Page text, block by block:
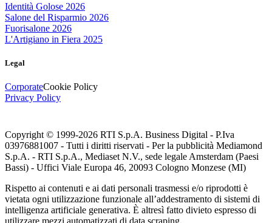
Identità Golose 2026
Salone del Risparmio 2026
Fuorisalone 2026
L'Artigiano in Fiera 2025
Legal
CorporateCookie Policy
Privacy Policy
Copyright © 1999-2026 RTI S.p.A. Business Digital - P.Iva
03976881007 - Tutti i diritti riservati - Per la pubblicità Mediamond
S.p.A. - RTI S.p.A., Mediaset N.V., sede legale Amsterdam (Paesi
Bassi) - Uffici Viale Europa 46, 20093 Cologno Monzese (MI)
Rispetto ai contenuti e ai dati personali trasmessi e/o riprodotti è
vietata ogni utilizzazione funzionale all’addestramento di sistemi di
intelligenza artificiale generativa. È altresì fatto divieto espresso di